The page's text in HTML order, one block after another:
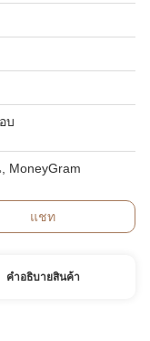
บ
MoneyGram
แชท
คําอธิบายสินค้า